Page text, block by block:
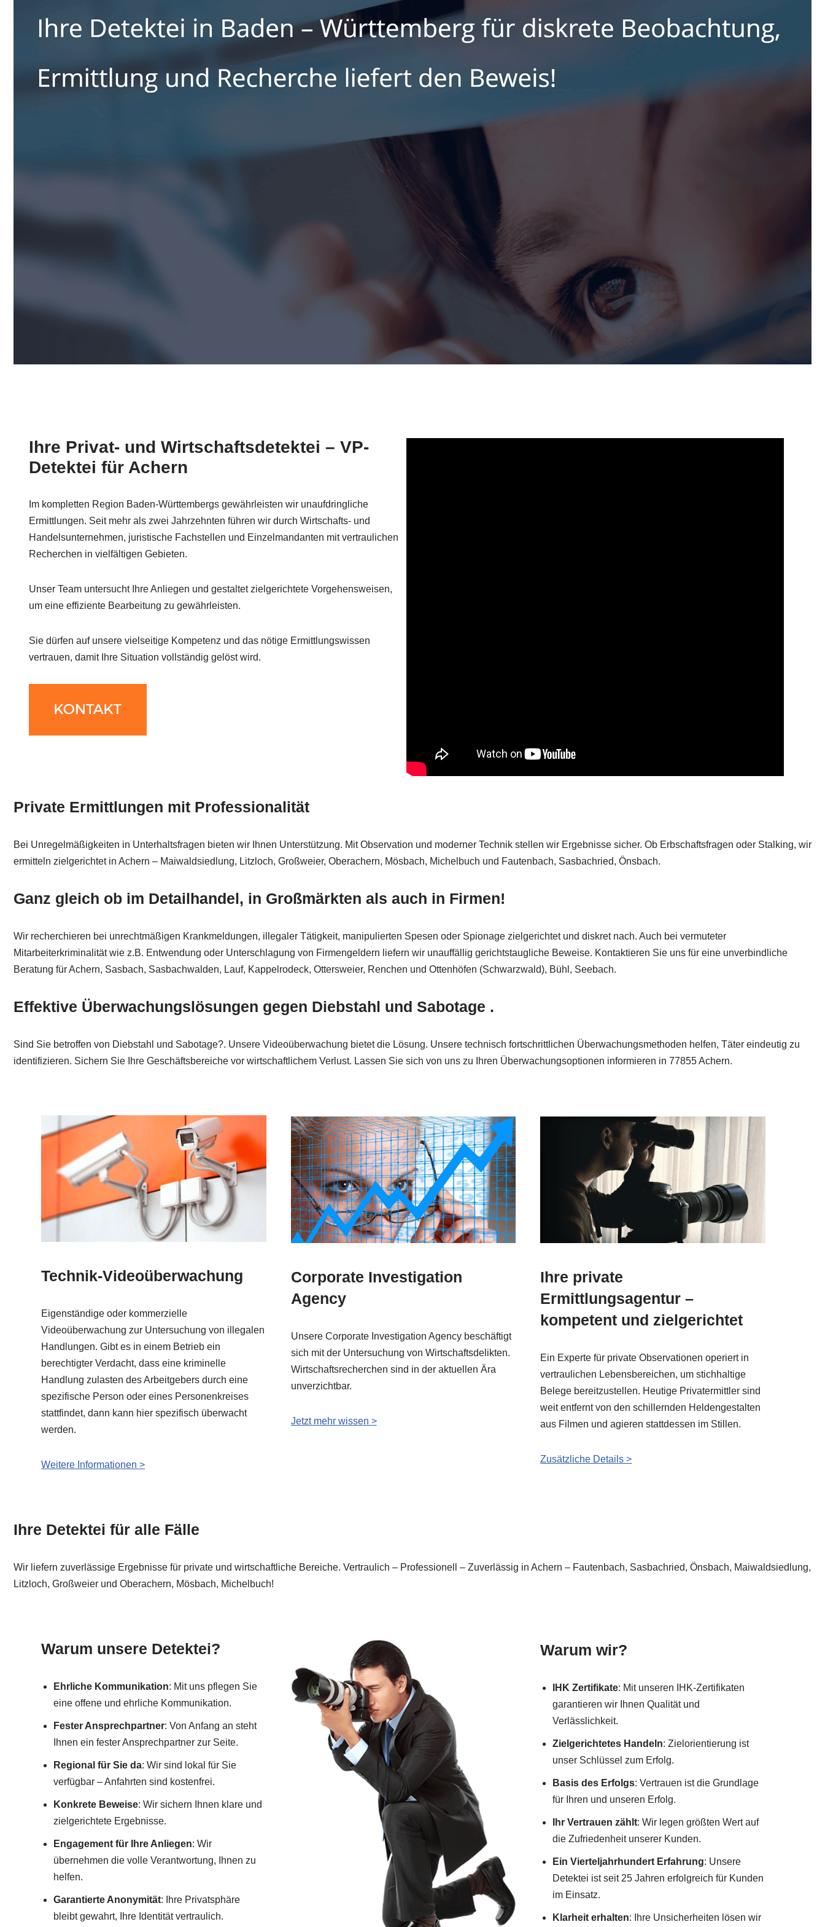
Ihre Privat- und Wirtschaftsdetektei – VP-
Detektei für Achern
Im kompletten Region Baden-Württembergs gewährleisten wir unaufdringliche
Ermittlungen. Seit mehr als zwei Jahrzehnten führen wir durch Wirtschafts- und
Handelsunternehmen, juristische Fachstellen und Einzelmandanten mit vertraulichen
Recherchen in vielfältigen Gebieten.
Unser Team untersucht Ihre Anliegen und gestaltet zielgerichtete Vorgehensweisen,
um eine effiziente Bearbeitung zu gewährleisten.
Sie dürfen auf unsere vielseitige Kompetenz und das nötige Ermittlungswissen
vertrauen, damit Ihre Situation vollständig gelöst wird.
Private Ermittlungen mit Professionalität
Bei Unregelmäßigkeiten in Unterhaltsfragen bieten wir Ihnen Unterstützung. Mit Observation und moderner Technik stellen wir Ergebnisse sicher. Ob Erbschaftsfragen oder Stalking, wir
ermitteln zielgerichtet in Achern – Maiwaldsiedlung, Litzloch, Großweier, Oberachern, Mösbach, Michelbuch und Fautenbach, Sasbachried, Önsbach.
Ganz gleich ob im Detailhandel, in Großmärkten als auch in Firmen!
Wir recherchieren bei unrechtmäßigen Krankmeldungen, illegaler Tätigkeit, manipulierten Spesen oder Spionage zielgerichtet und diskret nach. Auch bei vermuteter
Mitarbeiterkriminalität wie z.B. Entwendung oder Unterschlagung von Firmengeldern liefern wir unauffällig gerichtstaugliche Beweise. Kontaktieren Sie uns für eine unverbindliche
Beratung für Achern, Sasbach, Sasbachwalden, Lauf, Kappelrodeck, Ottersweier, Renchen und Ottenhöfen (Schwarzwald), Bühl, Seebach.
Effektive Überwachungslösungen gegen Diebstahl und Sabotage .
Sind Sie betroffen von Diebstahl und Sabotage?. Unsere Videoüberwachung bietet die Lösung. Unsere technisch fortschrittlichen Überwachungsmethoden helfen, Täter eindeutig zu
identifizieren. Sichern Sie Ihre Geschäftsbereiche vor wirtschaftlichem Verlust. Lassen Sie sich von uns zu Ihren Überwachungsoptionen informieren in 77855 Achern.
Technik-Videoüberwachung
Eigenständige oder kommerzielle
Videoüberwachung zur Untersuchung von illegalen
Handlungen. Gibt es in einem Betrieb ein
berechtigter Verdacht, dass eine kriminelle
Handlung zulasten des Arbeitgebers durch eine
spezifische Person oder eines Personenkreises
stattfindet, dann kann hier spezifisch überwacht
werden.
Weitere Informationen >
Corporate Investigation
Agency
Unsere Corporate Investigation Agency beschäftigt
sich mit der Untersuchung von Wirtschaftsdelikten.
Wirtschaftsrecherchen sind in der aktuellen Ära
unverzichtbar.
Jetzt mehr wissen >
Ihre private
Ermittlungsagentur –
kompetent und zielgerichtet
Ein Experte für private Observationen operiert in
vertraulichen Lebensbereichen, um stichhaltige
Belege bereitzustellen. Heutige Privatermittler sind
weit entfernt von den schillernden Heldengestalten
aus Filmen und agieren stattdessen im Stillen.
Zusätzliche Details >
Ihre Detektei für alle Fälle
Wir liefern zuverlässige Ergebnisse für private und wirtschaftliche Bereiche. Vertraulich – Professionell – Zuverlässig in Achern – Fautenbach, Sasbachried, Önsbach, Maiwaldsiedlung,
Litzloch, Großweier und Oberachern, Mösbach, Michelbuch!
Warum unsere Detektei?
Ehrliche Kommunikation: Mit uns pflegen Sie
eine offene und ehrliche Kommunikation.
Fester Ansprechpartner: Von Anfang an steht
Ihnen ein fester Ansprechpartner zur Seite.
Regional für Sie da: Wir sind lokal für Sie
verfügbar – Anfahrten sind kostenfrei.
Konkrete Beweise: Wir sichern Ihnen klare und
zielgerichtete Ergebnisse.
Engagement für Ihre Anliegen: Wir
übernehmen die volle Verantwortung, Ihnen zu
helfen.
Garantierte Anonymität: Ihre Privatsphäre
bleibt gewahrt, Ihre Identität vertraulich.
Warum wir?
IHK Zertifikate: Mit unseren IHK-Zertifikaten
garantieren wir Ihnen Qualität und
Verlässlichkeit.
Zielgerichtetes Handeln: Zielorientierung ist
unser Schlüssel zum Erfolg.
Basis des Erfolgs: Vertrauen ist die Grundlage
für Ihren und unseren Erfolg.
Ihr Vertrauen zählt: Wir legen größten Wert auf
die Zufriedenheit unserer Kunden.
Ein Vierteljahrhundert Erfahrung: Unsere
Detektei ist seit 25 Jahren erfolgreich für Kunden
im Einsatz.
Klarheit erhalten: Ihre Unsicherheiten lösen wir